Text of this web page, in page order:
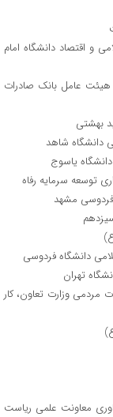
و اقتصاد دانشگاه امام
عامل بانک صادرات
بهشتی
دانشگاه شاهد
یاسوج
توسعه سرمایه رفاه
مشهد
دانشگاه فردوسی
تهران
مردمی وزارت تعاون، کار
معاونت علمی ریاست